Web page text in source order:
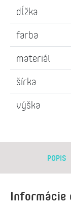
dĺžka
farba
materiál
šírka
výška
POPIS
Informácie